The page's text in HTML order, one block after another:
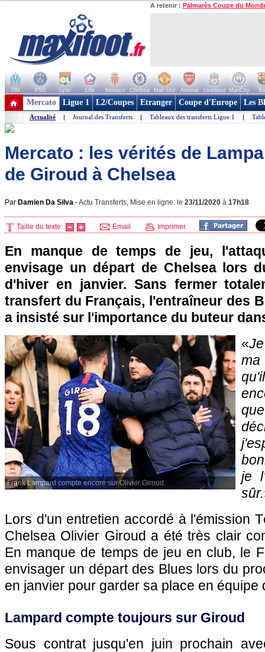
A retenir : Palmarès Coupe du
OM PSG Lyon Lille Monaco Chelsea Man Utd Arsenal Liverpool ManCity
+ de clubs
Mercato Ligue 1 L2/Coupes Etranger Coupe d'Europe Les
Actualité | Journal des Transferts | Tableaux des transferts Ligue 1 |
Mercato : les vérités de
de Giroud à Chelsea
Par Damien Da Silva -Actu Transferts, Mise en ligne: le 23/11/2020 à 17h18
Taille du texte: Email Imprimer
En manque de temps de jeu,
envisage un départ de Chelsea lors
d'hiver en janvier. Sans fermer
transfert du Français, l'entraîneur des
a insisté sur l'importance du buteur
Frank Lampard compte encore sur Olivier Giroud.
«
ma
je
sûr.
Lors d'un entretien accordé à l'émission
Chelsea Olivier Giroud a été très clair
En manque de temps de jeu en club, le
envisager un départ des Blues lors du
en janvier pour garder sa place en équipe
Lampard compte toujours sur Giroud
Sous contrat jusqu'en juin prochain